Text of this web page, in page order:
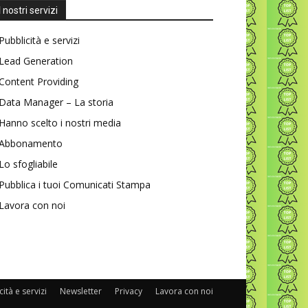
I nostri servizi
Pubblicità e servizi
Lead Generation
Providing
Data Manager – La storia
Hanno scelto i nostri media
Lo sfogliabile
Pubblica i tuoi Comunicati Stampa
Lavora con noi
e servizi Newsletter Privacy Lavora con noi